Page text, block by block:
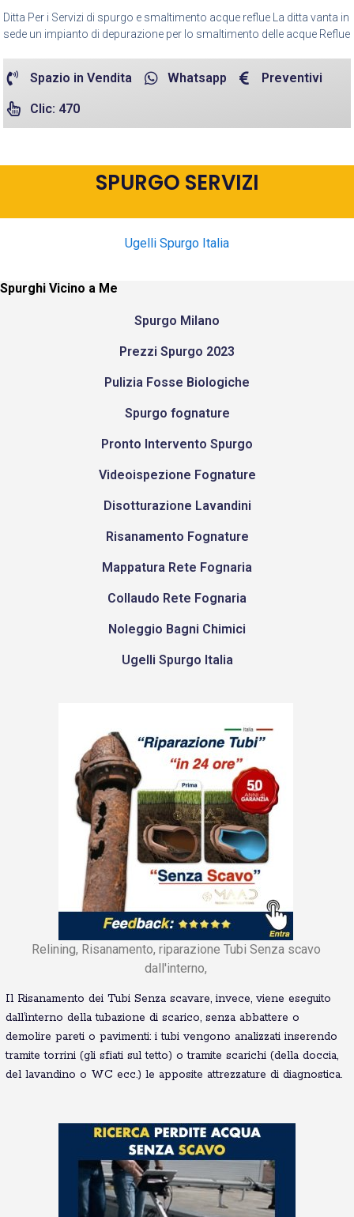
Ditta Per i Servizi di spurgo e smaltimento acque reflue La ditta vanta in
sede un impianto di depurazione per lo smaltimento delle acque Reflue
Spazio in Vendita Whatsapp Preventivi
Clic: 470
SPURGO SERVIZI
Ugelli Spurgo Italia
Spurghi Vicino a Me
Spurgo Milano
Prezzi Spurgo 2023
Pulizia Fosse Biologiche
Spurgo fognature
Pronto Intervento Spurgo
Videoispezione Fognature
Disotturazione Lavandini
Risanamento Fognature
Mappatura Rete Fognaria
Collaudo Rete Fognaria
Noleggio Bagni Chimici
Ugelli Spurgo Italia
Relining, Risanamento, riparazione Tubi Senza scavo
dall'interno,
Il Risanamento dei Tubi Senza scavare, invece, viene eseguito
dall’interno della tubazione di scarico, senza abbattere o
demolire pareti o pavimenti: i tubi vengono analizzati inserendo
tramite torrini (gli sfiati sul tetto) o tramite scarichi (della doccia,
del lavandino o WC ecc.) le apposite attrezzature di diagnostica.